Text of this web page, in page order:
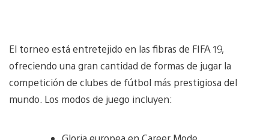
El torneo está entretejido en las fibras de FIFA 19,
ofreciendo una gran cantidad de formas de jugar la
competición de clubes de fútbol más prestigiosa del
mundo. Los modos de juego incluyen: